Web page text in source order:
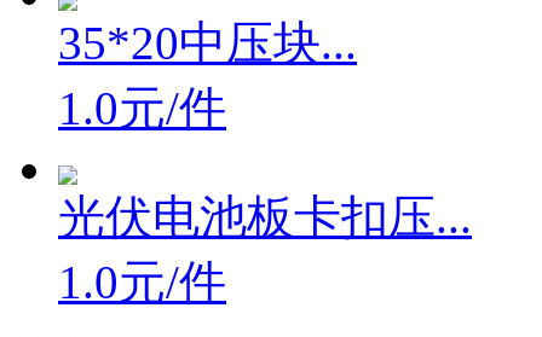
35*20中压块...
1.0元/件
光伏电池板卡扣压...
1.0元/件